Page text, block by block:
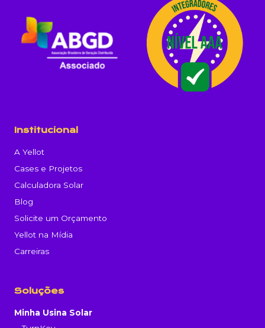
Institucional
A Yellot
Cases e Projetos
Calculadora Solar
Blog
Solicite um Orçamento
Yellot na Mídia
Carreiras
Soluções
Minha Usina Solar